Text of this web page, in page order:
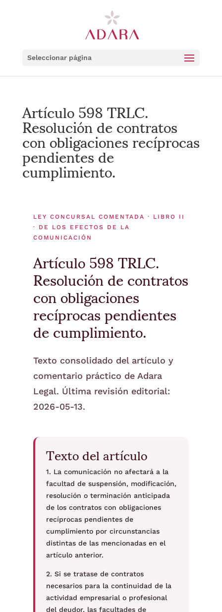
Seleccionar página
Artículo 598 TRLC.
Resolución de contratos
con obligaciones recíprocas
pendientes de
cumplimiento.
LEY CONCURSAL COMENTADA · LIBRO II
· DE LOS EFECTOS DE LA
COMUNICACIÓN
Artículo 598 TRLC.
Resolución de contratos
con obligaciones
recíprocas pendientes
de cumplimiento.
Texto consolidado del artículo y
comentario práctico de Adara
Legal. Última revisión editorial:
2026-05-13.
Texto del artículo
1. La comunicación no afectará a la
facultad de suspensión, modificación,
resolución o terminación anticipada
de los contratos con obligaciones
recíprocas pendientes de
cumplimiento por circunstancias
distintas de las mencionadas en el
artículo anterior.
2. Si se tratase de contratos
necesarios para la continuidad de la
actividad empresarial o profesional
del deudor, las facultades de